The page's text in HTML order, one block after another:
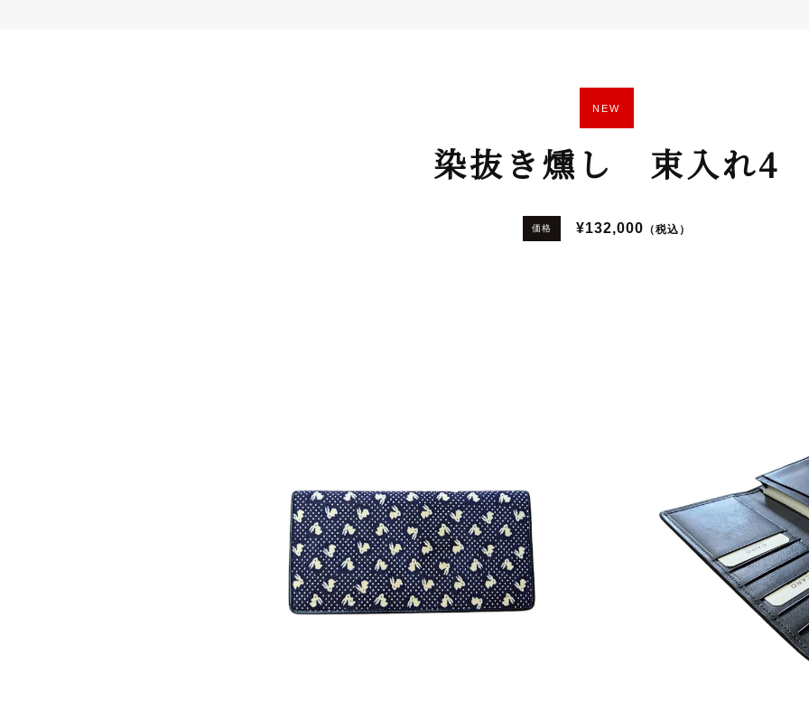
NEW
染抜き燻し 束入れ4
価格 ¥132,000 （税込）